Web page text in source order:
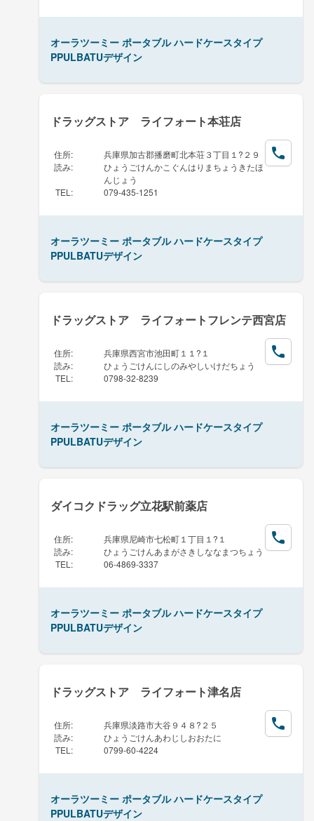
オーラツーミー ポータブル ハードケースタイプ
PPULBATUデザイン
ドラッグストア ライフォート本荘店
住所:
兵庫県加古郡播磨町北本荘３丁目１?２９
読み:
ひょうごけんかこぐんはりまちょうきたほ
んじょう
TEL : 079-435-1251
オーラツーミー ポータブル ハードケースタイプ
PPULBATUデザイン
ドラッグストア ライフォートフレンテ西宮店
住所:
兵庫県西宮市池田町１１?１
読み:
ひょうごけんにしのみやしいけだちょう
TEL : 0798-32-8239
オーラツーミー ポータブル ハードケースタイプ
PPULBATUデザイン
ダイコクドラッグ立花駅前薬店
住所:
兵庫県尼崎市七松町１丁目１?１
読み:
ひょうごけんあまがさきしななまつちょう
TEL : 06-4869-3337
オーラツーミー ポータブル ハードケースタイプ
PPULBATUデザイン
ドラッグストア ライフォート津名店
住所:
兵庫県淡路市大谷９４８?２５
読み:
ひょうごけんあわじしおおたに
TEL : 0799-60-4224
オーラツーミー ポータブル ハードケースタイプ
PPULBATUデザイン